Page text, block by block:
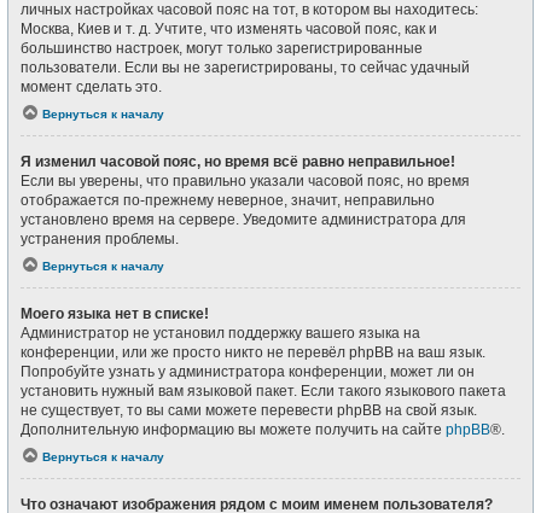
личных настройках часовой пояс на тот, в котором вы находитесь:
Москва, Киев и т. д. Учтите, что изменять часовой пояс, как и
большинство настроек, могут только зарегистрированные
пользователи. Если вы не зарегистрированы, то сейчас удачный
момент сделать это.
Вернуться к началу
Я изменил часовой пояс, но время всё равно неправильное!
Если вы уверены, что правильно указали часовой пояс, но время
отображается по-прежнему неверное, значит, неправильно
установлено время на сервере. Уведомите администратора для
устранения проблемы.
Вернуться к началу
Моего языка нет в списке!
Администратор не установил поддержку вашего языка на
конференции, или же просто никто не перевёл phpBB на ваш язык.
Попробуйте узнать у администратора конференции, может ли он
установить нужный вам языковой пакет. Если такого языкового пакета
не существует, то вы сами можете перевести phpBB на свой язык.
Дополнительную информацию вы можете получить на сайте phpBB®.
Вернуться к началу
Что означают изображения рядом с моим именем пользователя?